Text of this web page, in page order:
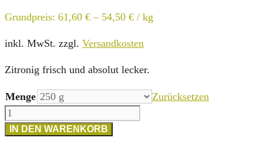
Grundpreis: 61,60 € – 54,50 € / kg
inkl. MwSt. zzgl. Versandkosten
Zitronig frisch und absolut lecker.
Menge
Zurücksetzen
Yellow
Mellow
IN DEN WARENKORB